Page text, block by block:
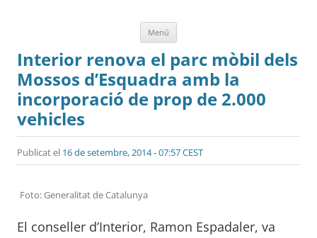
Menú
Interior renova el parc mòbil dels
Mossos d’Esquadra amb la
incorporació de prop de 2.000
vehicles
Publicat el 16 de setembre, 2014 - 07:57 CEST
Foto: Generalitat de Catalunya
El conseller d’Interior, Ramon Espadaler, va